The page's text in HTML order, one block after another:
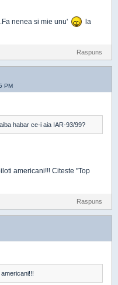
nenea si mie unu'
la
Raspuns
PM
habar ce-i aia IAR-93/99?
americani!!! Citeste "Top
Raspuns